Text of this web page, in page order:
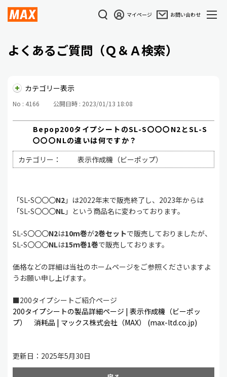
マイページ お問い合わせ
よくあるご質問（Ｑ＆Ａ検索）
カテゴリー表示
No : 4166 公開日時 : 2023/01/13 18:08
Bepop200タイプシートのSL-S〇〇〇N2とSL-S
〇〇〇NLの違いは何ですか？
カテゴリー：
表示作成機（ビーポップ）
「SL-S〇〇〇N2 」は2022年末で販売終了し、2023年からは
「SL-S〇〇〇NL 」という商品名に変わっております。
SL-S〇〇〇N2は10m巻が2巻セットで販売しておりましたが、
SL-S〇〇〇NLは15ｍ巻1巻で販売しております。
価格などの詳細は当社のホームページをご参照くださいますよ
うお願い申し上げます。
■200タイプシートご紹介ページ
200タイプシートの製品詳細ページ | 表示作成機（ビーポッ
プ） 消耗品 | マックス株式会社（MAX） (max-ltd.co.jp)
更新日：2025年5月30日